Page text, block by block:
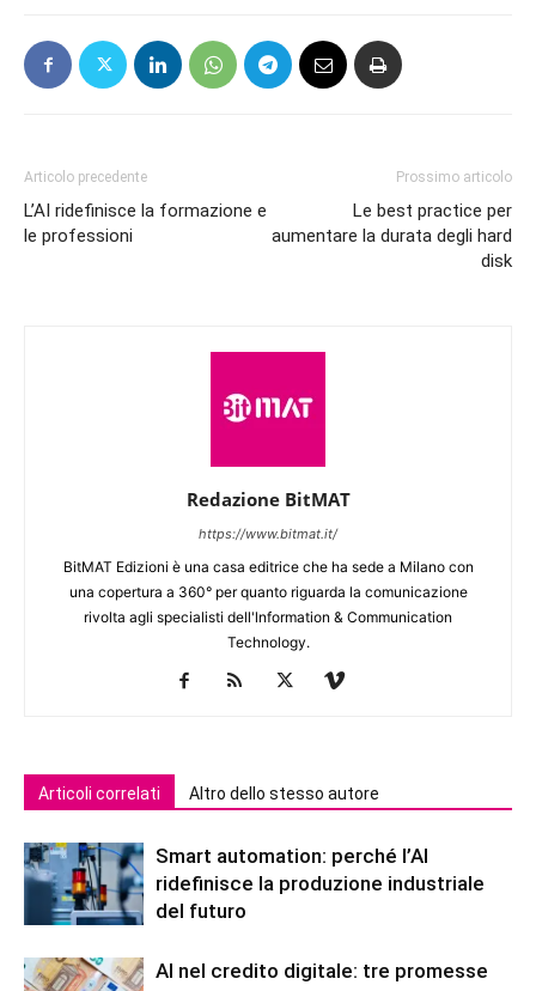
Articolo precedente
L’AI ridefinisce la formazione e
le professioni
Prossimo articolo
Le best practice per
aumentare la durata degli hard
disk
Redazione BitMAT
https://www.bitmat.it/
BitMAT Edizioni è una casa editrice che ha sede a Milano con
una copertura a 360° per quanto riguarda la comunicazione
rivolta agli specialisti dell'lnformation & Communication
Technology.
Articoli correlati Altro dello stesso autore
Smart automation: perché l’AI
ridefinisce la produzione industriale
del futuro
AI nel credito digitale: tre promesse